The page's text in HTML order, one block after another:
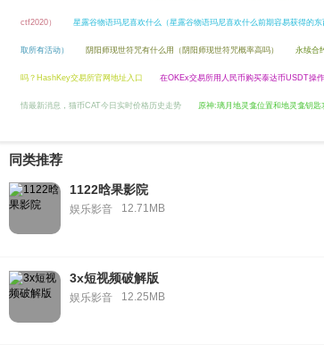
ctf2020） 星露谷物语玛尼喜欢什么（星露谷物语玛尼喜欢什么前期容易获得的东
取所有活动） 阴阳师现世符咒有什么用（阴阳师现世符咒概率高吗） 永续合
吗？HashKey交易所官网地址入口 在OKEx交易所用人民币购买泰达币USDT操
情最新消息，猫币CAT今日实时价格历史走势 原神:璃月地灵龛位置和地灵龛钥匙
同类推荐
1122晗果影院
娱乐影音 12.71MB
3x短视频破解版
娱乐影音 12.25MB